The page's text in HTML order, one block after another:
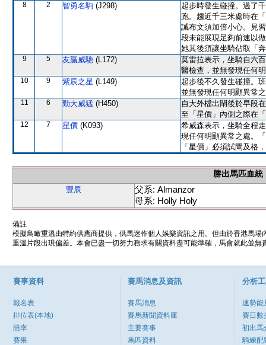
8 2 智勇名駒 (J298)
起步時發生碰撞。過了
跑。趨近千三米處時在
誡布文須加倍小心。見
段未能展現足夠前速以
她其後須讓坐騎佔取「
9 5 友贏威馳 (L172)
莫雷拉表示，坐騎自六
醫檢查，並無發現任何
10 9 紫辰之星 (L149)
起步後不久發生碰撞。
並無發現任何明顯異常
11 6 勁大威猛 (H450)
自大外檔出閘後於早段
至「星價」內側之際在
12 7 星價 (K093)
希威森表示，坐騎全程
現任何明顯異常之處。
「星價」必須試閘及格
勝出馬匹血統
豐辰
父系: Almanzor
母系: Holly Holy
備註
模擬鳥瞰重溫由特約供應商提供，供馬迷作個人娛樂資訊之用。但由於香港馬
重溫片段出現偏差。本會已盡一切努力務求有關資料盡可能準確，馬會就此並
賽事資料
報名表
排位表(本地)
賠率
賽果
賽馬消息及資訊
賽馬消息
賽馬新聞資料庫
主要賽事
馬匹資料
分析
速勢能
賽日數
初出馬
騎練配